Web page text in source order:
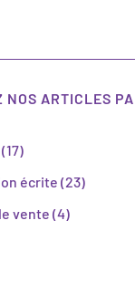
NOS ARTICLES
écrite (23)
vente (4)